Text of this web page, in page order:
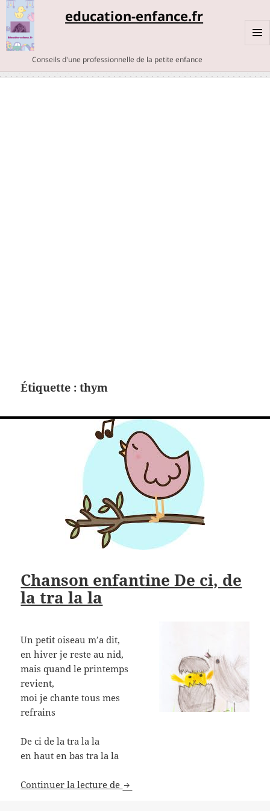
education-enfance.fr
Conseils d'une professionnelle de la petite enfance
Étiquette :thym
Chanson enfantine De ci, de
la tra la la
Un petit oiseau m’a dit,
en hiver je reste au nid,
mais quand le printemps
revient,
moi je chante tous mes
refrains
De ci de la tra la la
en haut en bas tra la la
Continuer la lecture de Chanson enfantine De ci, de la